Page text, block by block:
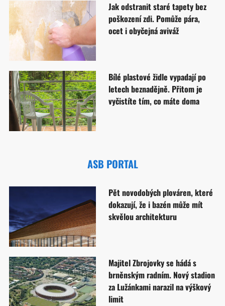
Jak odstranit staré tapety bez
poškození zdi. Pomůže pára,
ocet i obyčejná aviváž
Bílé plastové židle vypadají po
letech beznadějně. Přitom je
vyčistíte tím, co máte doma
ASB PORTAL
Pět novodobých plováren, které
dokazují, že i bazén může mít
skvělou architekturu
Majitel Zbrojovky se hádá s
brněnským radním. Nový stadion
za Lužánkami narazil na výškový
limit